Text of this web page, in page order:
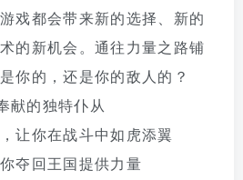
戏都会带来新的选择、新的
的新机会。通往力量之路铺
的，还是你的敌人的？
献的独特仆从
让你在战斗中如虎添翼
夺回王国提供力量